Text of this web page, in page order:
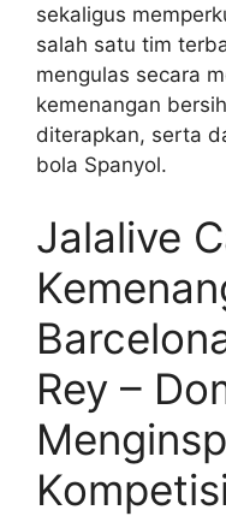
sekaligus
salah satu tim
mengulas secara
kemenangan
diterapkan, serta
bola Spanyol.
Jalalive
Rey –